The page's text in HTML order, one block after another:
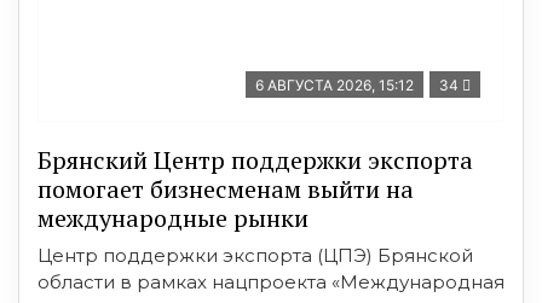
6 АВГУСТА 2026, 15:12 34
Брянский Центр поддержки экспорта
помогает бизнесменам выйти на
международные рынки
Центр поддержки экспорта (ЦПЭ) Брянской
области в рамках нацпроекта «Международная